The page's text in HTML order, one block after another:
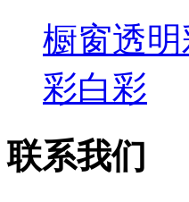
橱窗透
彩白彩
联系我们